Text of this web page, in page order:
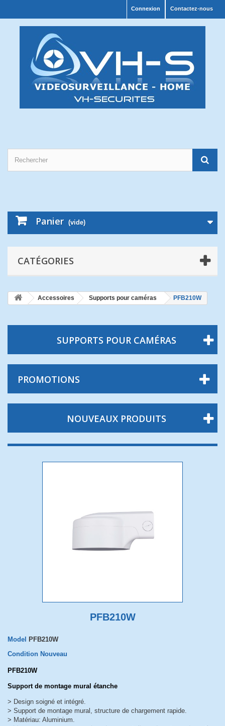
Contactez-nous
Connexion
Panier (vide)
CATÉGORIES
Accessoires Supports pour caméras PFB210W
SUPPORTS POUR CAMÉRAS
PROMOTIONS
NOUVEAUX PRODUITS
PFB210W
Model
PFB210W
Condition Nouveau
PFB210W
Support de montage mural étanche
> Design soigné et intégré.
> Support de montage mural, structure de chargement rapide.
> Matériau: Aluminium.